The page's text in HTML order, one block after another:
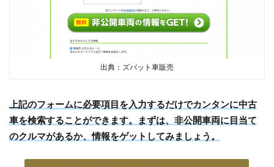
出典：ズバット車販売
上記のフォームに必要項目を入力するだけでカンタンに中古
車を検索することができます。まずは、非公開車両に目当て
のクルマがあるか、情報をゲットしてみましょう。